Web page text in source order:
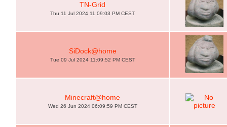
TN-Grid
Thu 11 Jul 2024 11:09:03 PM CEST
SiDock@home
Tue 09 Jul 2024 11:09:52 PM CEST
Minecraft@home
Wed 26 Jun 2024 06:09:59 PM CEST